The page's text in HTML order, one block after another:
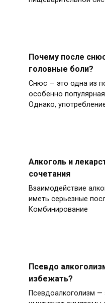
Почему после
головные боли?
Снюс — это одна из
особенно
Однако,
Алкоголь и
сочетания
Взаимодействие
иметь серьезные
Комбинирование
Псевдо
избежать?
Псевдоалкоголизм —